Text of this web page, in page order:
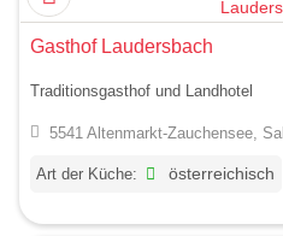
Gasthof Laudersbach
Traditionsgasthof und Landhotel
5541 Altenmarkt-Zauchensee,
Art der Küche: österreichisch